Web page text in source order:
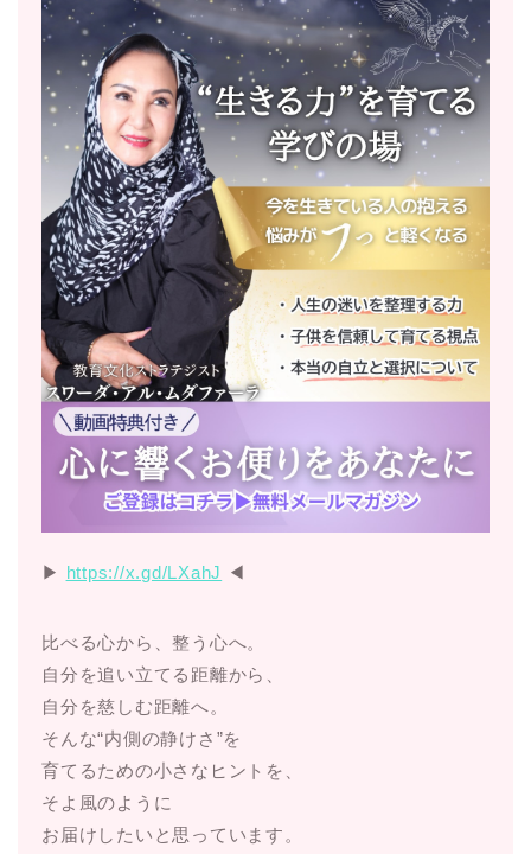
▶︎ https://x.gd/LXahJ ◀︎
比べる心から、整う心へ。
自分を追い立てる距離から、
自分を慈しむ距離へ。
そんな“内側の静けさ”を
育てるための小さなヒントを、
そよ風のように
お届けしたいと思っています。